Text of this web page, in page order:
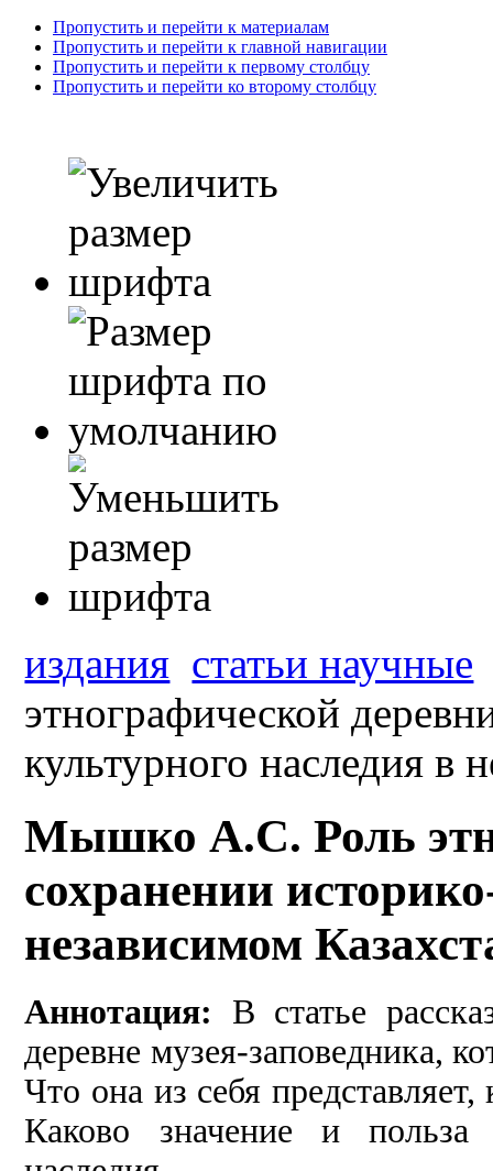
Пропустить и перейти к материалам
Пропустить и перейти к главной навигации
Пропустить и перейти к первому столбцу
Пропустить и перейти ко второму столбцу
издания статьи научные
этнографической
культурного наследия в
Мышко А.С. Роль
сохранении
независимом
Аннотация: В статье
деревне музея-заповедника,
Что она из себя
Каково значение и польза